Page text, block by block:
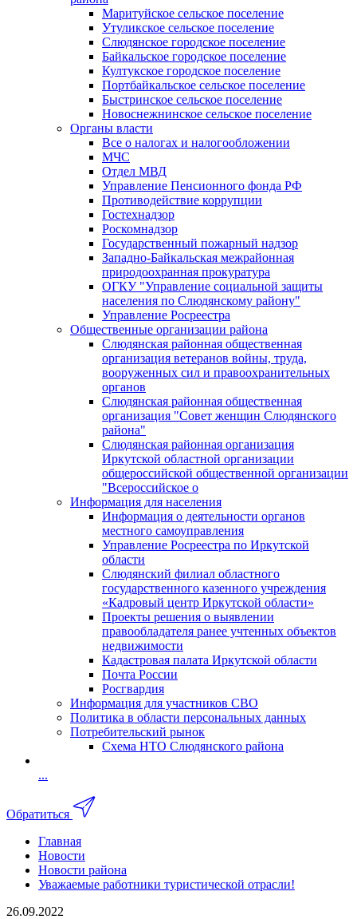
Маритуйское сельское поселение
Утуликское сельское поселение
Слюдянское городское поселение
Байкальское городское поселение
Култукское городское поселение
Портбайкальское сельское поселение
Быстринское сельское поселение
Новоснежнинское сельское поселение
Органы власти
Все о налогах и налогообложении
МЧС
Отдел МВД
Управление Пенсионного фонда РФ
Противодействие коррупции
Гостехнадзор
Роскомнадзор
Государственный пожарный надзор
Западно-Байкальская межрайонная
природоохранная прокуратура
ОГКУ "Управление социальной защиты
населения по Слюдянскому району"
Управление Росреестра
Общественные организации района
Слюдянская районная общественная
организация ветеранов войны, труда,
вооруженных сил и правоохранительных
органов
Слюдянская районная общественная
организация "Совет женщин Слюдянского
района"
Слюдянская районная организация
Иркутской областной организации
общероссийской общественной организации
"Всероссийское о
Информация для населения
Информация о деятельности органов
местного самоуправления
Управление Росреестра по Иркутской
области
Слюдянский филиал областного
государственного казенного учреждения
«Кадровый центр Иркутской области»
Проекты решения о выявлении
правообладателя ранее учтенных объектов
недвижимости
Кадастровая палата Иркутской области
Почта России
Росгвардия
Информация для участников СВО
Политика в области персональных данных
Потребительский рынок
Схема НТО Слюдянского района
...
Обратиться
Главная
Новости
Новости района
Уважаемые работники туристической отрасли!
26.09.2022